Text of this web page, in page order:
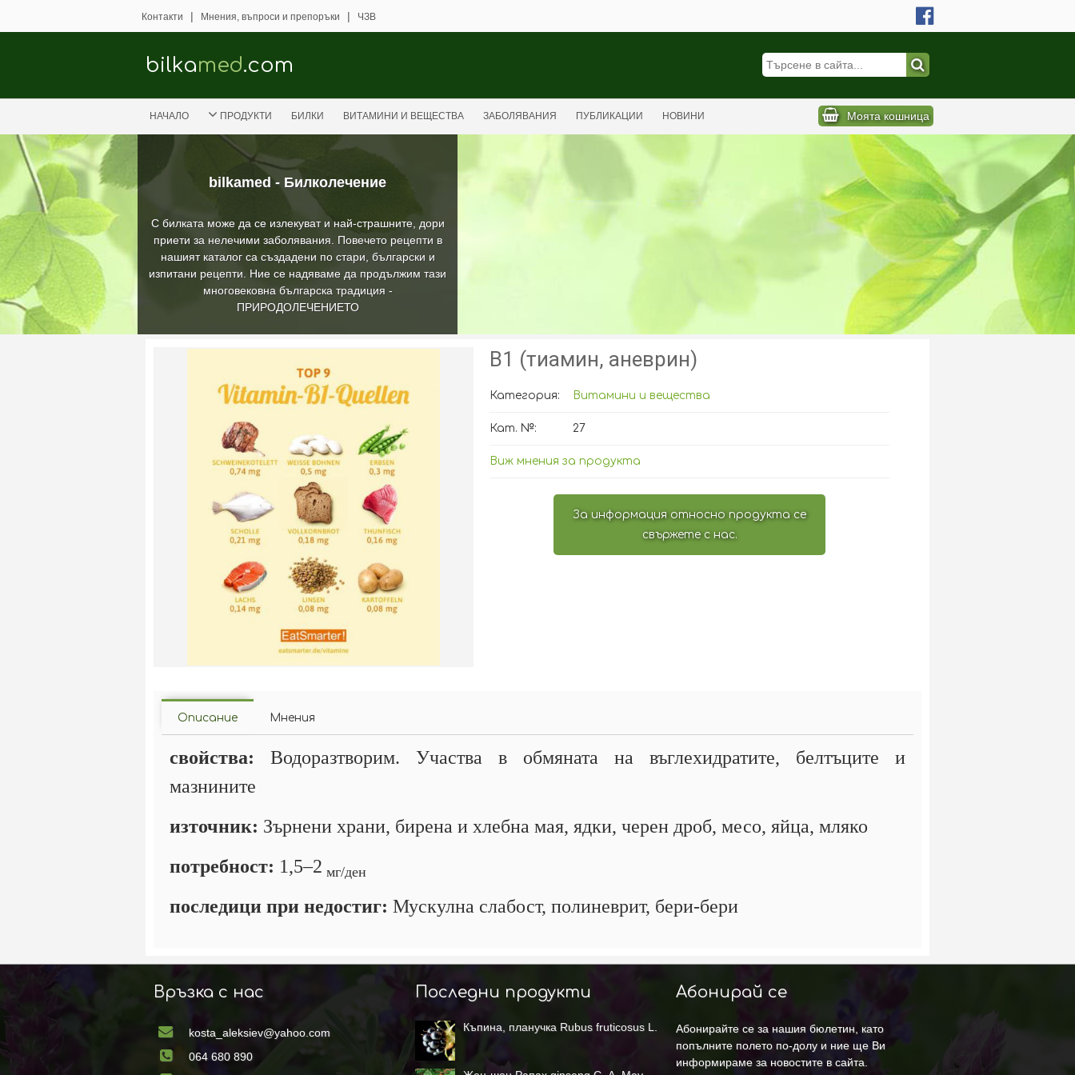
bilkamed - Билколечение
С билката може да се излекуват и най-страшните, дори
приети за нелечими заболявания. Повечето рецепти в
нашият каталог са създадени по стари, български и
изпитани рецепти. Ние се надяваме да продължим тази
многовековна българска традиция -
ПРИРОДОЛЕЧЕНИЕТО
Контакти | Мнения, въпроси и препоръки | ЧЗВ
bilkamed.com
НАЧАЛО ПРОДУКТИ БИЛКИ ВИТАМИНИ И ВЕЩЕСТВА ЗАБОЛЯВАНИЯ ПУБЛИКАЦИИ НОВИНИ Моята кошница
B1 (тиамин, аневрин)
Категория: Витамини и вещества
Кат. №: 27
Виж мнения за продукта
За информация относно продукта се
свържете с нас.
Описание Мнения
свойства: Водоразтворим. Участва в обмяната на въглехидратите, белтъците и
мазнините
източник: Зърнени храни, бирена и хлебна мая, ядки, черен дроб, месо, яйца, мляко
потребност: 1,5–2 мг/ден
последици при недостиг: Мускулна слабост, полиневрит, бери-бери
Връзка с нас
kosta_aleksiev@yahoo.com
064 680 890
Последни продукти
Къпина, планучка Rubus fruticosus L.
Абонирай се
Абонирайте се за нашия бюлетин, като
попълните полето по-долу и ние ще Ви
информираме за новостите в сайта.